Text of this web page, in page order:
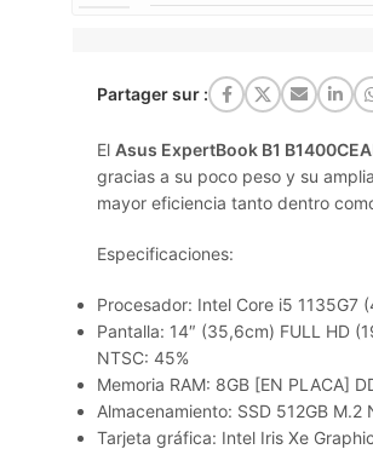
Partager sur :
El Asus ExpertBook B1
gracias a su poco peso y su
mayor eficiencia tanto dentro
Especificaciones:
Procesador: Intel Core i5 1135G7
Pantalla: 14″ (35,6cm) FULL HD
NTSC: 45%
Memoria RAM: 8GB [EN PLACA]
Almacenamiento: SSD 512GB M.2
Tarjeta gráfica: Intel Iris Xe